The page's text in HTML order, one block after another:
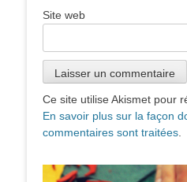
Site web
Ce site utilise Akismet pour
En savoir plus sur la façon
commentaires sont traitées.